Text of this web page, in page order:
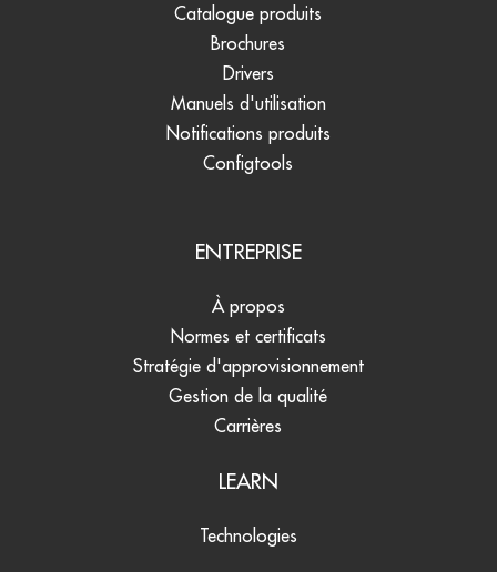
Catalogue produits
Brochures
Drivers
Manuels d'utilisation
Notifications produits
Configtools
ENTREPRISE
À propos
Normes et certificats
Stratégie d'approvisionnement
Gestion de la qualité
Carrières
LEARN
Technologies